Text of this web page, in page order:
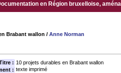
en Région bruxelloise,
Brabant wallon / Anne Norman
: 10 projets durables en Brabant wallon
: texte imprimé